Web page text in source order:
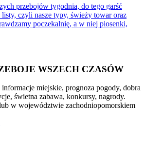
przebojów tygodnia, do tego garść
czyli nasze typy, świeży towar oraz
poczekalnię, a w niej piosenki,
WSZECH CZASÓW
miejskie, prognoza pogody, dobra
świetna zabawa, konkursy, nagrody.
w województwie zachodniopomorskiem